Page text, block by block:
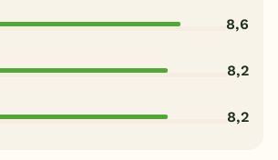
8,6
8,2
8,2